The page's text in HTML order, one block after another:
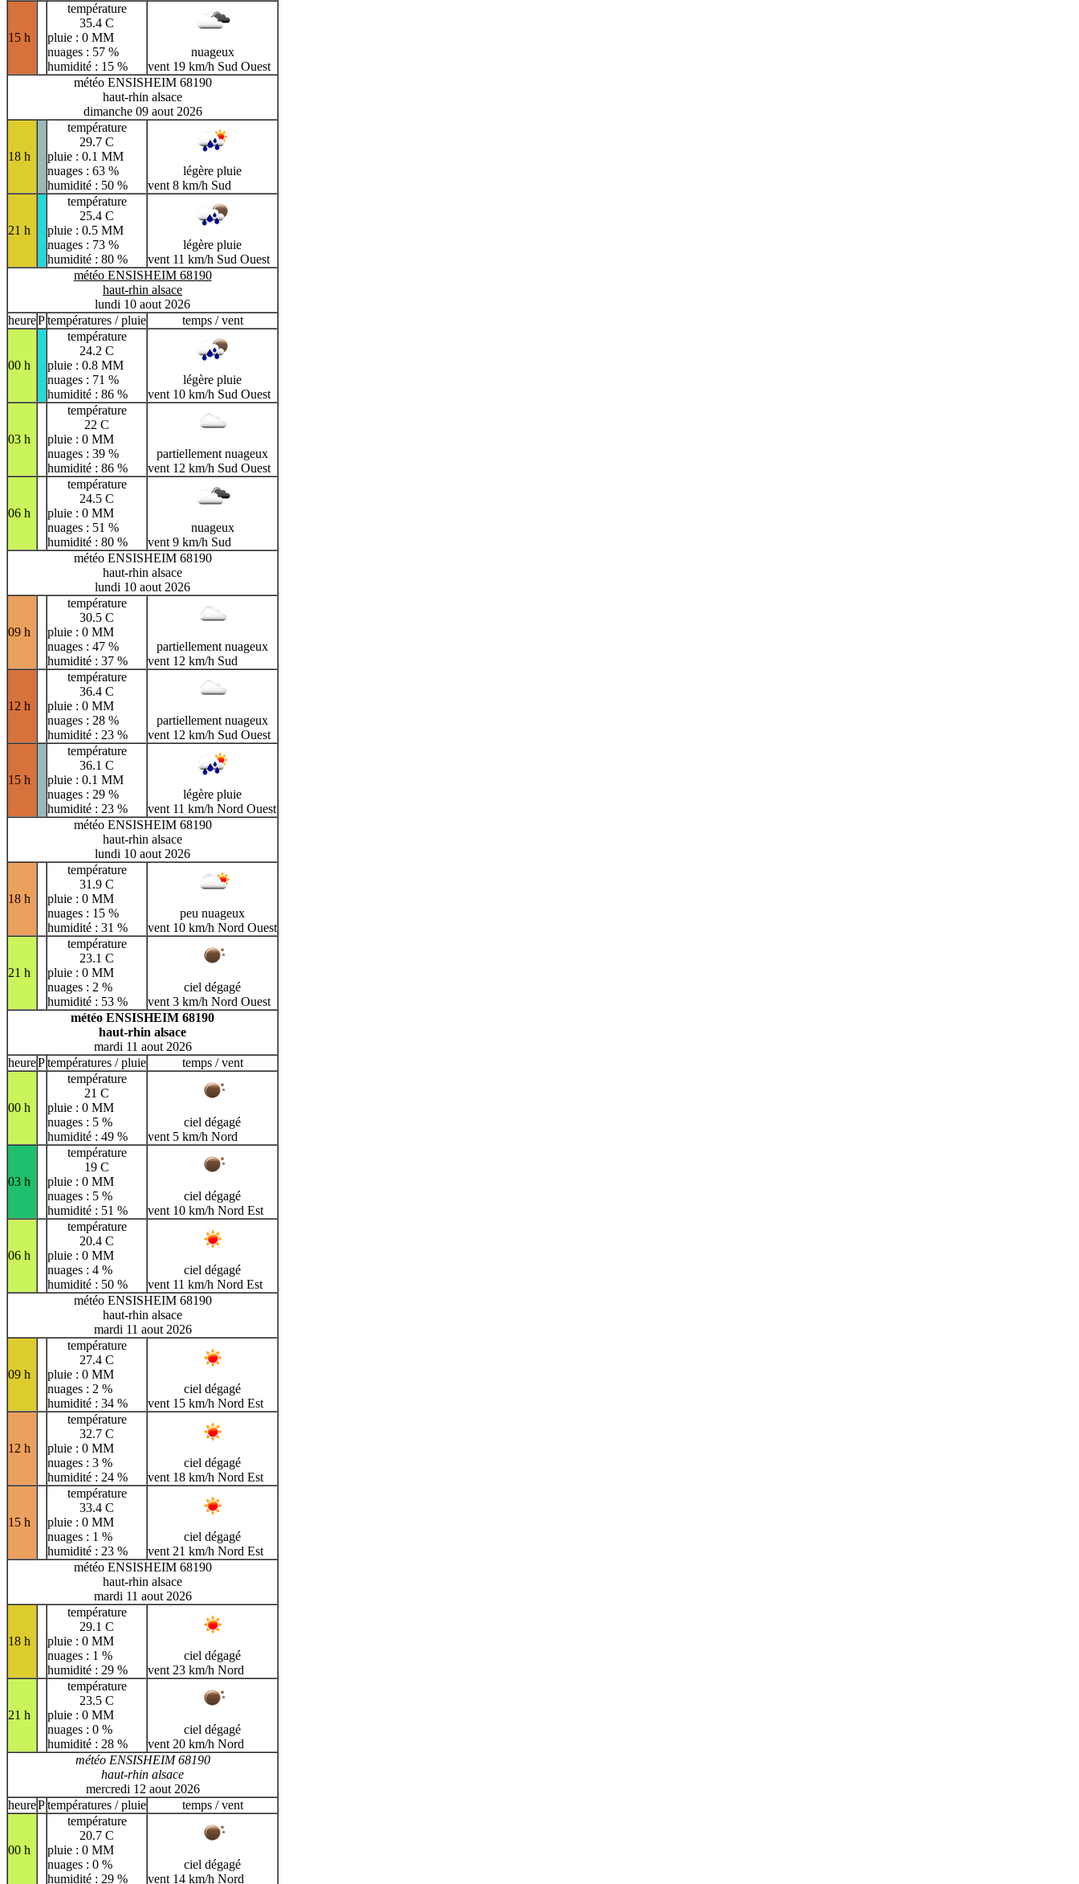
15 h
température
35.4 C
pluie : 0 MM
nuages : 57 %
humidité : 15 %
nuageux
vent 19 km/h Sud Ouest
météo ENSISHEIM 68190
haut-rhin alsace
dimanche 09 aout 2026
18 h
température
29.7 C
pluie : 0.1 MM
nuages : 63 %
humidité : 50 %
légère pluie
vent 8 km/h Sud
21 h
température
25.4 C
pluie : 0.5 MM
nuages : 73 %
humidité : 80 %
légère pluie
vent 11 km/h Sud Ouest
météo ENSISHEIM 68190
haut-rhin alsace
lundi 10 aout 2026
heurePtempératures / pluie temps / vent
00 h
température
24.2 C
pluie : 0.8 MM
nuages : 71 %
humidité : 86 %
légère pluie
vent 10 km/h Sud Ouest
03 h
température
22 C
pluie : 0 MM
nuages : 39 %
humidité : 86 %
partiellement nuageux
vent 12 km/h Sud Ouest
06 h
température
24.5 C
pluie : 0 MM
nuages : 51 %
humidité : 80 %
nuageux
vent 9 km/h Sud
météo ENSISHEIM 68190
haut-rhin alsace
lundi 10 aout 2026
09 h
température
30.5 C
pluie : 0 MM
nuages : 47 %
humidité : 37 %
partiellement nuageux
vent 12 km/h Sud
12 h
température
36.4 C
pluie : 0 MM
nuages : 28 %
humidité : 23 %
partiellement nuageux
vent 12 km/h Sud Ouest
15 h
température
36.1 C
pluie : 0.1 MM
nuages : 29 %
humidité : 23 %
légère pluie
vent 11 km/h Nord Ouest
météo ENSISHEIM 68190
haut-rhin alsace
lundi 10 aout 2026
18 h
température
31.9 C
pluie : 0 MM
nuages : 15 %
humidité : 31 %
peu nuageux
vent 10 km/h Nord Ouest
21 h
température
23.1 C
pluie : 0 MM
nuages : 2 %
humidité : 53 %
ciel dégagé
vent 3 km/h Nord Ouest
météo ENSISHEIM 68190
haut-rhin alsace
mardi 11 aout 2026
heurePtempératures / pluie temps / vent
00 h
température
21 C
pluie : 0 MM
nuages : 5 %
humidité : 49 %
ciel dégagé
vent 5 km/h Nord
03 h
température
19 C
pluie : 0 MM
nuages : 5 %
humidité : 51 %
ciel dégagé
vent 10 km/h Nord Est
06 h
température
20.4 C
pluie : 0 MM
nuages : 4 %
humidité : 50 %
ciel dégagé
vent 11 km/h Nord Est
météo ENSISHEIM 68190
haut-rhin alsace
mardi 11 aout 2026
09 h
température
27.4 C
pluie : 0 MM
nuages : 2 %
humidité : 34 %
ciel dégagé
vent 15 km/h Nord Est
12 h
température
32.7 C
pluie : 0 MM
nuages : 3 %
humidité : 24 %
ciel dégagé
vent 18 km/h Nord Est
15 h
température
33.4 C
pluie : 0 MM
nuages : 1 %
humidité : 23 %
ciel dégagé
vent 21 km/h Nord Est
météo ENSISHEIM 68190
haut-rhin alsace
mardi 11 aout 2026
18 h
température
29.1 C
pluie : 0 MM
nuages : 1 %
humidité : 29 %
ciel dégagé
vent 23 km/h Nord
21 h
température
23.5 C
pluie : 0 MM
nuages : 0 %
humidité : 28 %
ciel dégagé
vent 20 km/h Nord
météo ENSISHEIM 68190
haut-rhin alsace
mercredi 12 aout 2026
heurePtempératures / pluie temps / vent
00 h
température
20.7 C
pluie : 0 MM
nuages : 0 %
humidité : 29 %
ciel dégagé
vent 14 km/h Nord